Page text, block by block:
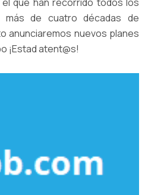
más de cuatro décadas de
anunciaremos nuevos planes
¡Estad atent@s!